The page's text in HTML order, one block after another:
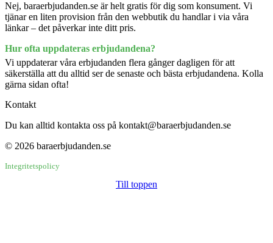
Nej, baraerbjudanden.se är helt gratis för dig som konsument. Vi
tjänar en liten provision från den webbutik du handlar i via våra
länkar – det påverkar inte ditt pris.
Hur ofta uppdateras erbjudandena?
Vi uppdaterar våra erbjudanden flera gånger dagligen för att
säkerställa att du alltid ser de senaste och bästa erbjudandena. Kolla
gärna sidan ofta!
Kontakt
Du kan alltid kontakta oss på kontakt@baraerbjudanden.se
© 2026 baraerbjudanden.se
Integritetspolicy
Till toppen